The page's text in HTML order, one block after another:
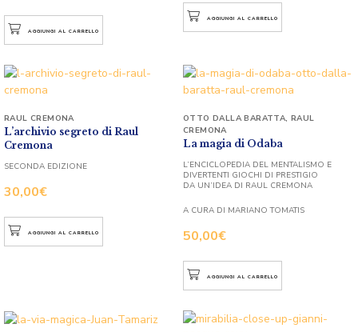
AGGIUNGI AL CARRELLO
AGGIUNGI AL CARRELLO
L’archivio segreto di Raul
Cremona
30,00€
RAUL CREMONA
SECONDA EDIZIONE
AGGIUNGI AL CARRELLO
La magia di Odaba
50,00€
OTTO DALLA BARATTA,RAUL
CREMONA
L’ENCICLOPEDIA DEL MENTALISMO E
DIVERTENTI GIOCHI DI PRESTIGIO
DA UN’IDEA DI RAUL CREMONA
A CURA DI MARIANO TOMATIS
AGGIUNGI AL CARRELLO